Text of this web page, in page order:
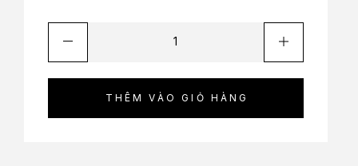
THÊM VÀO GIỎ HÀNG